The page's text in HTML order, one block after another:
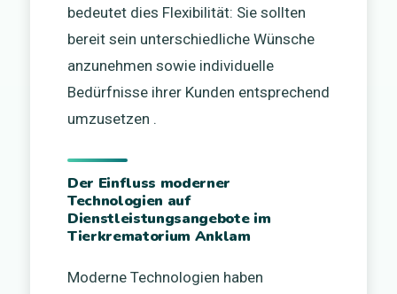
bedeutet dies Flexibilität: Sie sollten
bereit sein unterschiedliche Wünsche
anzunehmen sowie individuelle
Bedürfnisse ihrer Kunden entsprechend
umzusetzen .
Der Einfluss moderner
Technologien auf
Dienstleistungsangebote im
Tierkrematorium Anklam
Moderne Technologien haben